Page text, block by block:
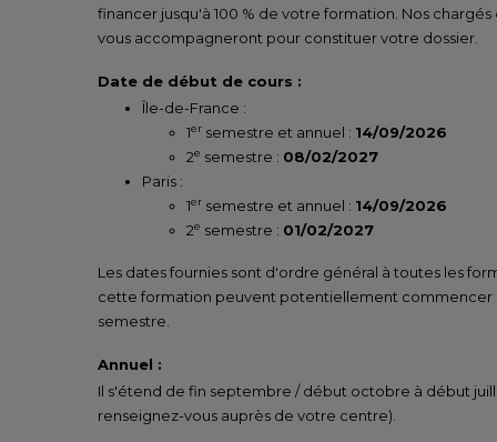
financer jusqu'à 100 % de votre formation. Nos
vous accompagneront pour constituer votre dossier.
Date de début de cours :
Île-de-France :
1er semestre et annuel : 14/09/2026
2e semestre : 08/02/2027
Paris :
1er semestre et annuel : 14/09/2026
2e semestre : 01/02/2027
Les dates fournies sont d'ordre général à toutes les
cette formation peuvent potentiellement commencer
semestre.
Annuel :
Il s'étend de fin septembre / début octobre à début
renseignez-vous auprès de votre centre).